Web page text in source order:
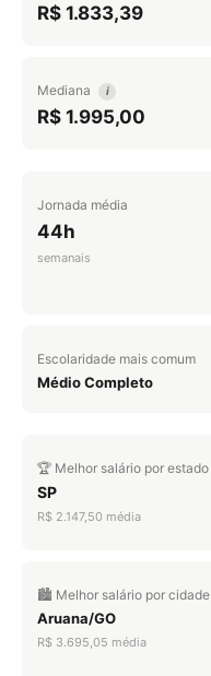
R$ 1.833,39
Mediana i
R$ 1.995,00
Jornada média
44h
semanais
Escolaridade mais comum
Médio Completo
🏆 Melhor salário por estado
SP
R$ 2.147,50 média
🏙️ Melhor salário por cidade
Aruana/GO
R$ 3.695,05 média